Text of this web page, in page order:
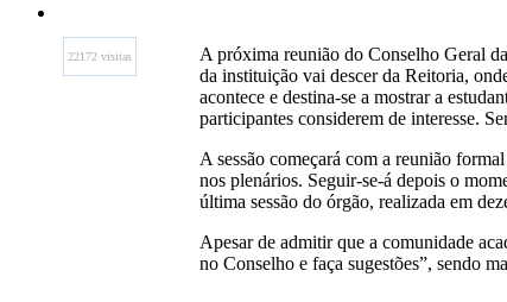
22172 visitas
A próxima reunião do Conselho Geral
da instituição vai descer da Reitoria,
acontece e destina-se a mostrar a
participantes considerem de interesse.
A sessão começará com a reunião
nos plenários. Seguir-se-á depois o
última sessão do órgão, realizada em
Apesar de admitir que a comunidade
no Conselho e faça sugestões”, sendo